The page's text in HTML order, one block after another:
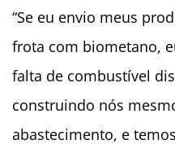
“Se eu envio meus
frota com biometano,
falta de combustível
construindo nós
abastecimento, e